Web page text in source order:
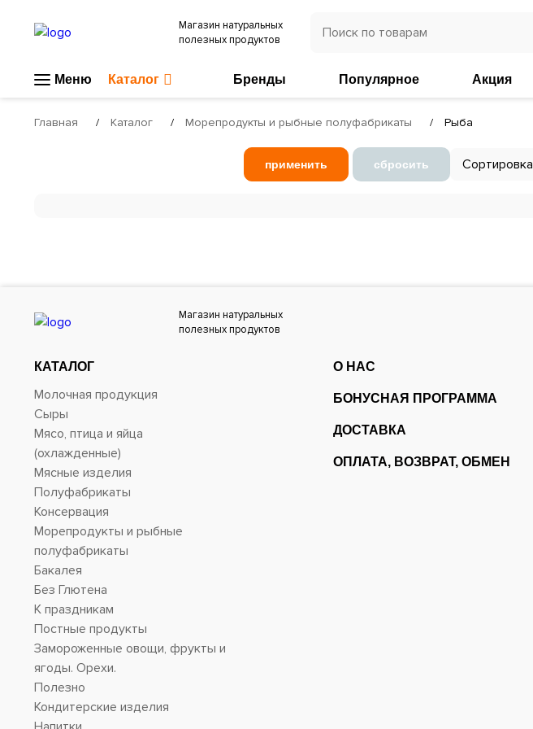
Магазин натуральных
полезных продуктов
Меню Каталог Бренды Популярное Акция
Главная Каталог Морепродукты и рыбные полуфабрикаты Рыба
применить сбросить Сортировка
Магазин натуральных
полезных продуктов
КАТАЛОГ
Молочная продукция
Сыры
Мясо, птица и яйца
(охлажденные)
Мясные изделия
Полуфабрикаты
Консервация
Морепродукты и рыбные
полуфабрикаты
Бакалея
Без Глютена
К праздникам
Постные продукты
Замороженные овощи, фрукты и
ягоды. Орехи.
Полезно
Кондитерские изделия
О НАС
БОНУСНАЯ ПРОГРАММА
ДОСТАВКА
ОПЛАТА, ВОЗВРАТ, ОБМЕН